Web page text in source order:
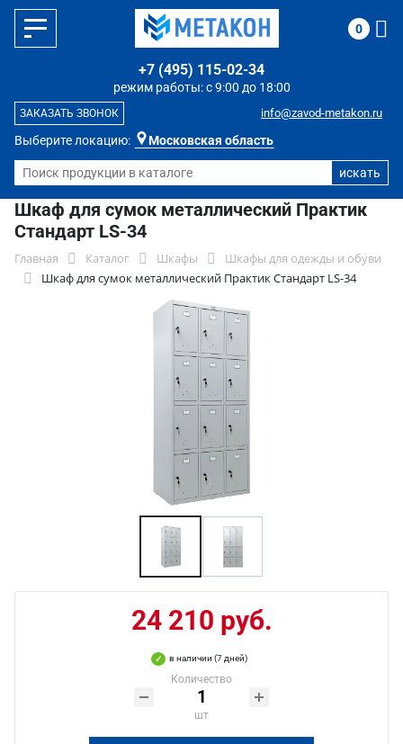
Выберите локацию: Московская область
режим работы: с 9:00 до 18:00
+7 (495) 115-02-34
info@zavod-metakon.ru
ЗАКАЗАТЬ ЗВОНОК
0
Шкаф для сумок металлический Практик
Стандарт LS-34
Главная Каталог Шкафы
Шкафы для одежды и обуви
Шкаф для сумок металлический Практик Стандарт LS-34
24 210 руб.
в наличии (7 дней)
Количество
шт